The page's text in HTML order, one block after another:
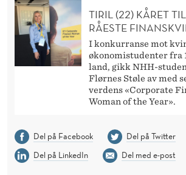
TIRIL (22) KÅRET
RÅESTE
I konkurranse mot
økonomistudenter fra
land, gikk NHH-
Flørnes Støle av med
verdens «Corporate
Woman of the Year».
Del på Facebook
Del på Twitter
Del på LinkedIn
Del med e-post